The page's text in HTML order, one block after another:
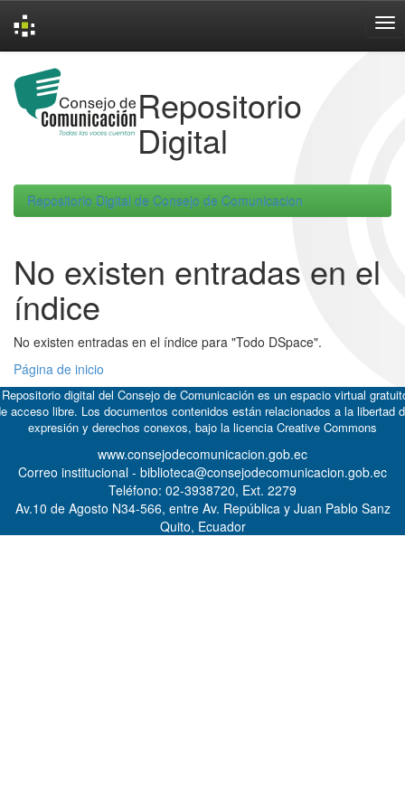
navigation
Repositorio
Digital
Repositorio Digital de Consejo de Comunicacion
No existen entradas en el
índice
No existen entradas en el índice para "Todo DSpace".
Página de inicio
digital del Consejo de Comunicación es un espacio virtual
acceso libre. Los documentos contenidos están relacionados a la libertad
expresión y derechos conexos, bajo la licencia Creative Commons
www.consejodecomunicacion.gob.ec
Correo institucional - biblioteca@consejodecomunicacion.gob.ec
Teléfono: 02-3938720, Ext. 2279
Av.10 de Agosto N34-566, entre Av. República y Juan Pablo Sanz
Quito, Ecuador